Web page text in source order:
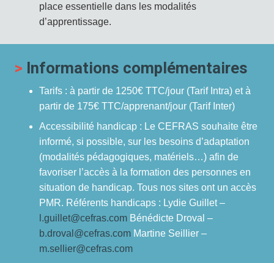
place essentielle dans les modalités
d’apprentissage.
> Informations complémentaires
Tarifs : à partir de 1250€ TTC/jour (Tarif Intra) et à
partir de 175€ TTC/apprenant/jour (Tarif Inter)
Accessibilité handicap : Le CEFRAS souhaite être
informé, si possible, sur les besoins d’adaptation
(modalités pédagogiques, matériels…) afin de
favoriser l’accès à la formation des personnes en
situation de handicap. Tous nos sites ont un accès
PMR. Référents handicaps : Lydie Guillet –
l.guillet@cefras.com Bénédicte Droval –
b.droval@cefras.com Martine Seillier –
m.sellier@cefras.com